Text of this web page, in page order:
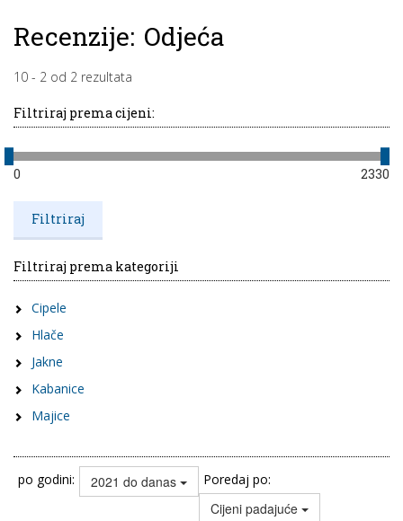
Recenzije: Odjeća
10 - 2 od 2 rezultata
Filtriraj prema cijeni:
0 2330
Filtriraj prema kategoriji
Cipele
Hlače
Jakne
Kabanice
Majice
po godini: 2021 do danas Poredaj po:
Cijeni padajuće